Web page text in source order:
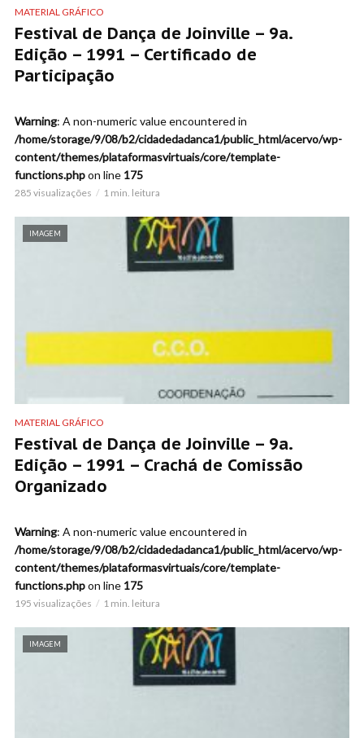
MATERIAL GRÁFICO
Festival de Dança de Joinville – 9a.
Edição – 1991 – Certificado de
Participação
Warning: A non-numeric value encountered in
/home/storage/9/08/b2/cidadedadanca1/public_html/acervo/wp-
content/themes/plataformasvirtuais/core/template-
functions.phpon line 175
285 visualizações 1 min. leitura
IMAGEM
MATERIAL GRÁFICO
Festival de Dança de Joinville – 9a.
Edição – 1991 – Crachá de Comissão
Organizado
Warning: A non-numeric value encountered in
/home/storage/9/08/b2/cidadedadanca1/public_html/acervo/wp-
content/themes/plataformasvirtuais/core/template-
functions.phpon line 175
195 visualizações 1 min. leitura
IMAGEM